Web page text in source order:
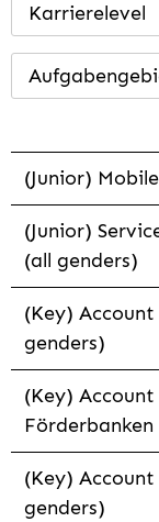
Karrierelevel
(Junior)
(Junior)
(all genders)
(Key)
genders)
(Key)
(Key)
genders)